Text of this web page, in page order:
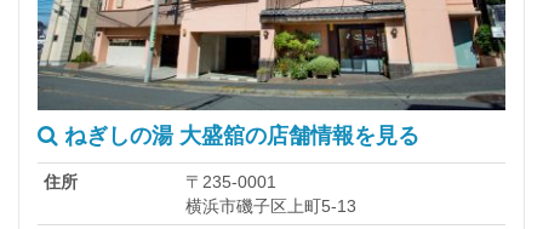
ねぎしの湯 大盛舘の店舗情報を見る
住所
〒235-0001
横浜市磯子区上町5-13